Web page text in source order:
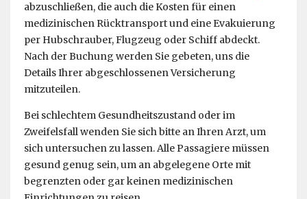
abzuschließen, die auch die Kosten für einen
medizinischen Rücktransport und eine Evakuierung
per Hubschrauber, Flugzeug oder Schiff abdeckt.
Nach der Buchung werden Sie gebeten, uns die
Details Ihrer abgeschlossenen Versicherung
mitzuteilen.
Bei schlechtem Gesundheitszustand oder im
Zweifelsfall wenden Sie sich bitte an Ihren Arzt, um
sich untersuchen zu lassen. Alle Passagiere müssen
gesund genug sein, um an abgelegene Orte mit
begrenzten oder gar keinen medizinischen